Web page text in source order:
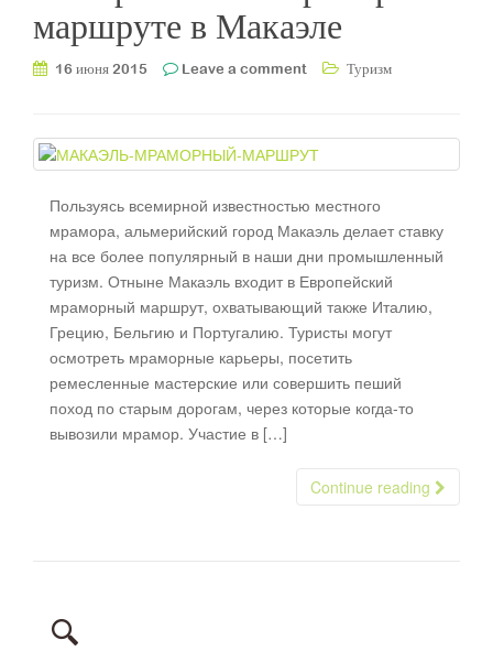
маршруте в Макаэле
16 июня 2015 Leave a comment Туризм
Пользуясь всемирной известностью местного
мрамора, альмерийский город Макаэль делает ставку
на все более популярный в наши дни промышленный
туризм. Отныне Макаэль входит в Европейский
мраморный маршрут, охватывающий также Италию,
Грецию, Бельгию и Португалию. Туристы могут
осмотреть мраморные карьеры, посетить
ремесленные мастерские или совершить пеший
поход по старым дорогам, через которые когда-то
вывозили мрамор. Участие в […]
Continue reading